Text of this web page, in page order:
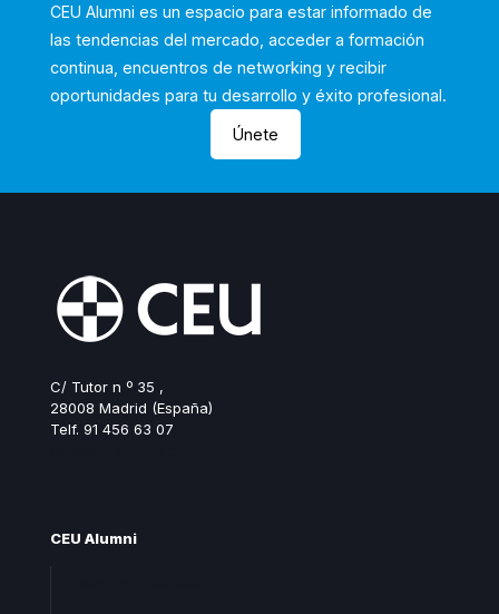
CEU Alumni es un espacio para estar informado de
las tendencias del mercado, acceder a formación
continua, encuentros de networking y recibir
oportunidades para tu desarrollo y éxito profesional.
Únete
C/ Tutor n º 35 ,
28008 Madrid (España)
Telf. 91 456 63 07
CEU Alumni